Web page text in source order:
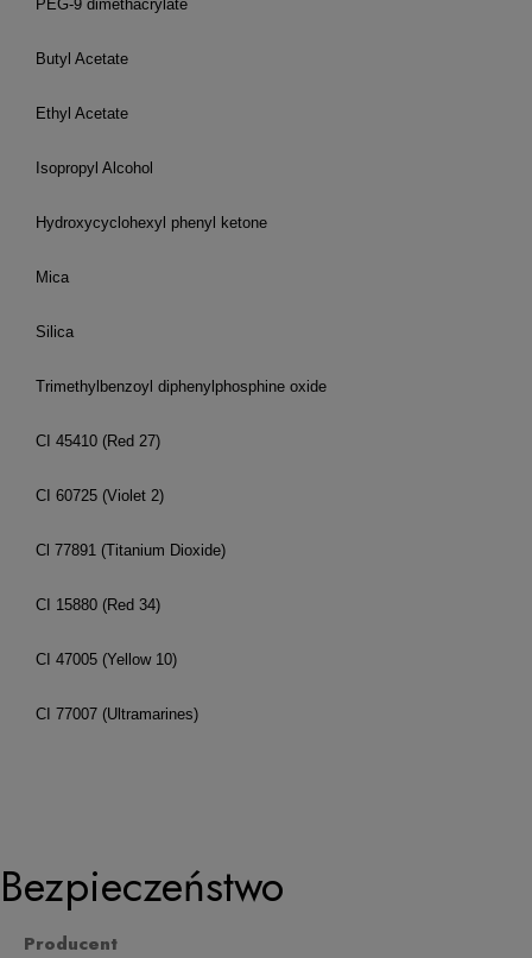
PEG-9 dimethacrylate
Butyl Acetate
Ethyl Acetate
Isopropyl Alcohol
Hydroxycyclohexyl phenyl ketone
Mica
Silica
Trimethylbenzoyl diphenylphosphine oxide
CI 45410 (Red 27)
CI 60725 (Violet 2)
Cl 77891 (Titanium Dioxide)
CI 15880 (Red 34)
CI 47005 (Yellow 10)
CI 77007 (Ultramarines)
Bezpieczeństwo
Producent